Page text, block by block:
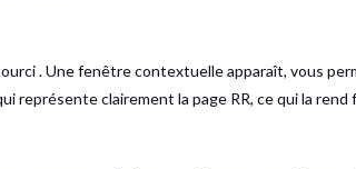
. Une fenêtre contextuelle apparaît, vous
représente clairement la page RR, ce qui la rend